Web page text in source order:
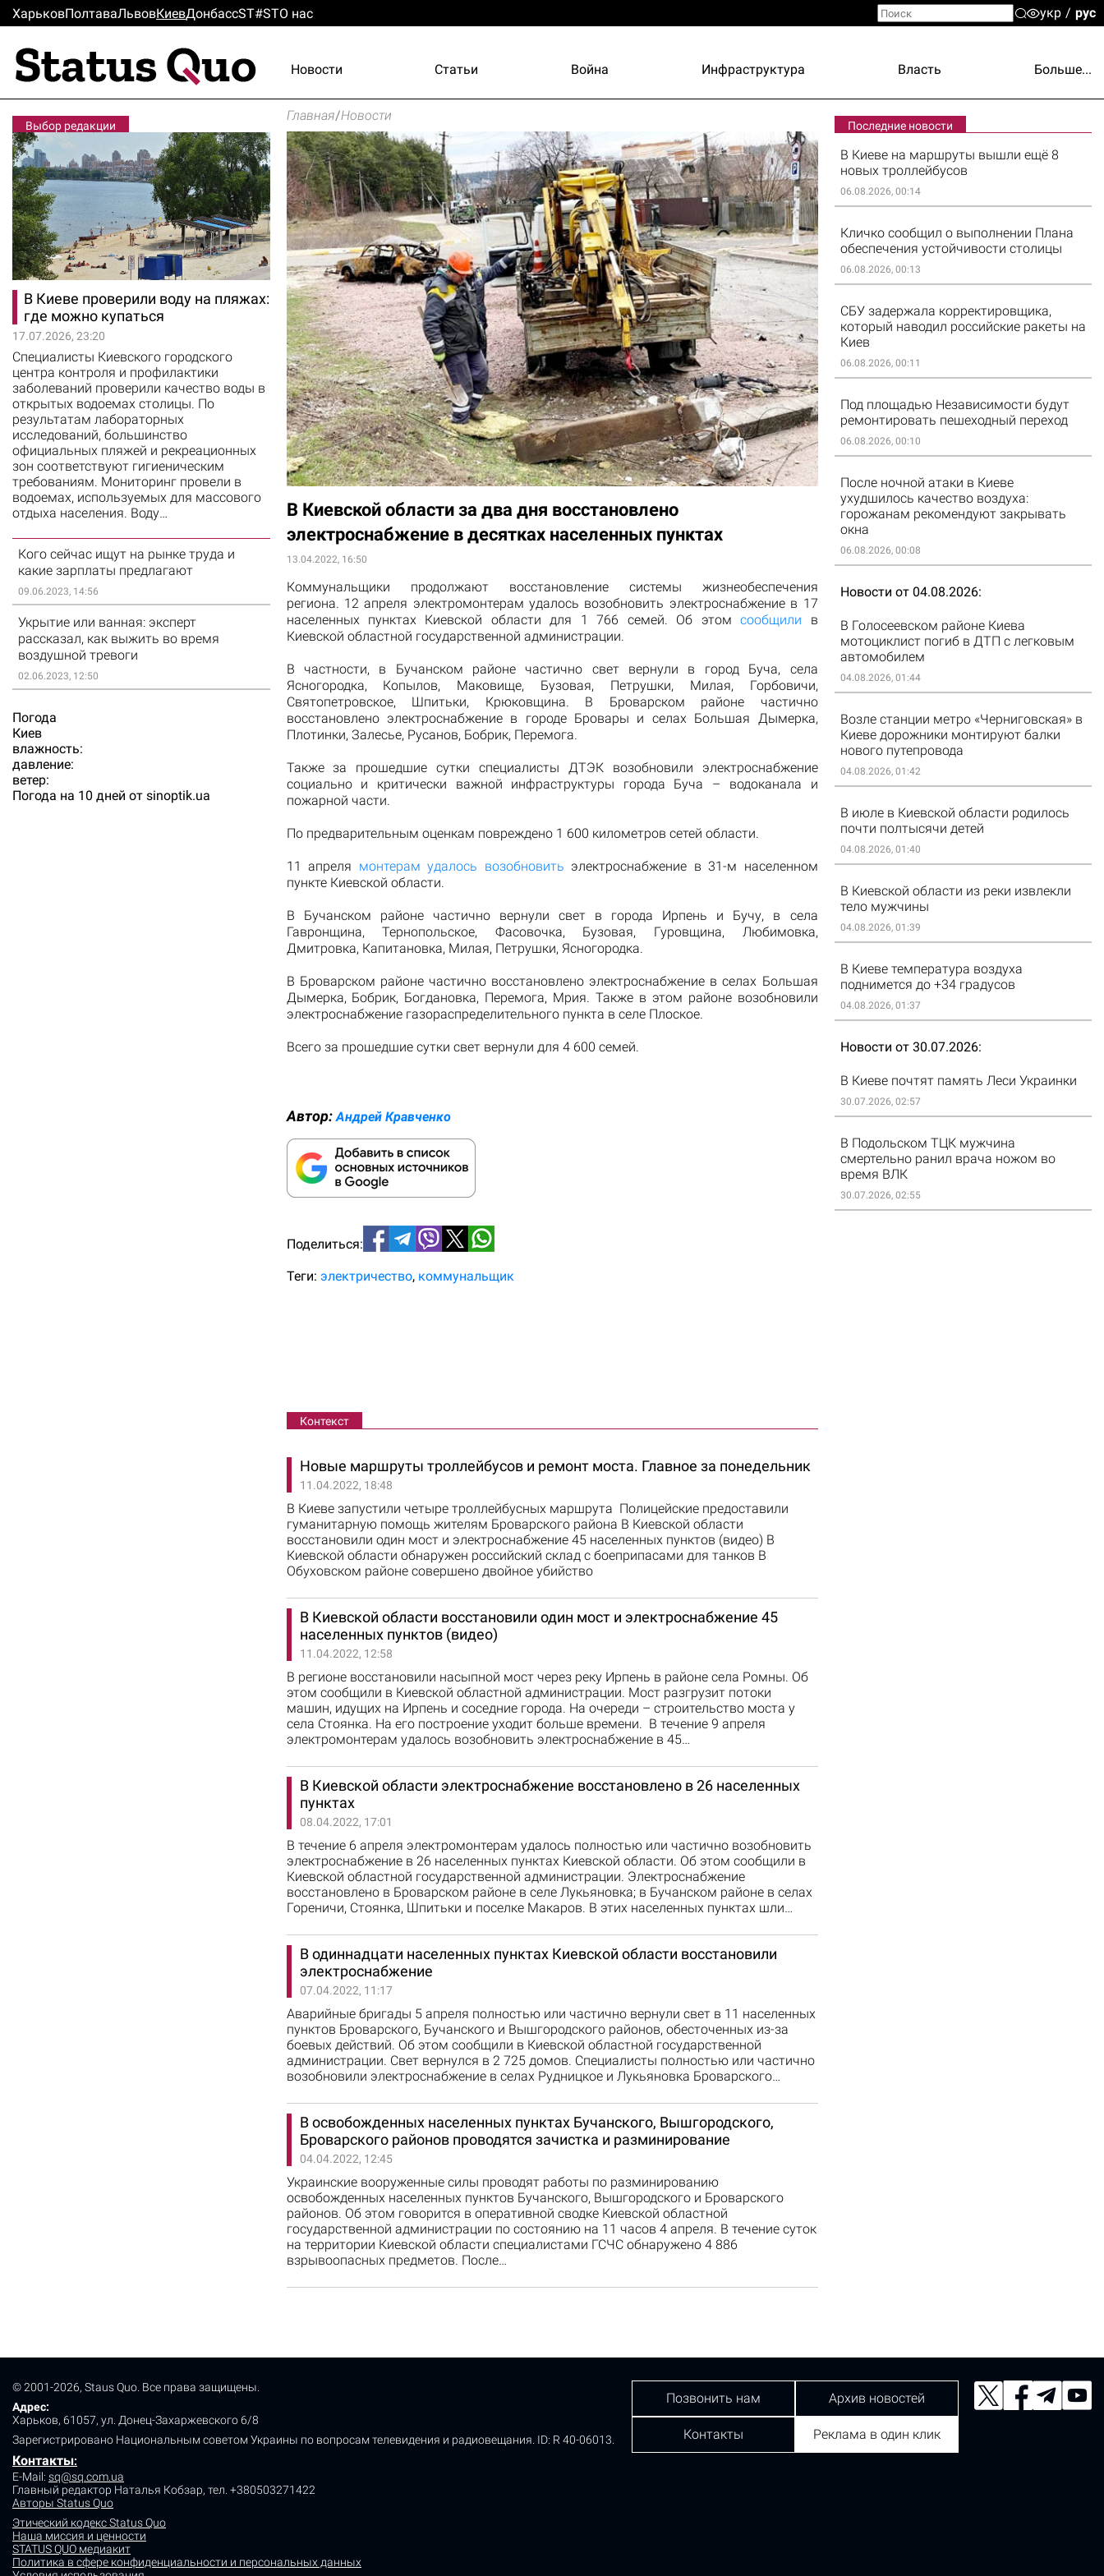
ХарьковПолтаваЛьвовКиевДонбассST#STО нас укр рус
Новости Статьи Война Инфраструктура Власть Больше...
Выбор редакции
В Киеве проверили воду на пляжах:
где можно купаться
17.07.2026, 23:20
Специалисты Киевского городского
центра контроля и профилактики
заболеваний проверили качество воды в
открытых водоемах столицы. По
результатам лабораторных
исследований, большинство
официальных пляжей и рекреационных
зон соответствуют гигиеническим
требованиям. Мониторинг провели в
водоемах, используемых для массового
отдыха населения. Воду…
Кого сейчас ищут на рынке труда и
какие зарплаты предлагают
09.06.2023, 14:56
Укрытие или ванная: эксперт
рассказал, как выжить во время
воздушной тревоги
02.06.2023, 12:50
Погода
Киев
влажность:
давление:
ветер:
Погода на 10 дней от sinoptik.ua
Главная/Новости
В Киевской области за два дня восстановлено
электроснабжение в десятках населенных пунктах
13.04.2022, 16:50
Коммунальщики продолжают восстановление системы жизнеобеспечения
региона. 12 апреля электромонтерам удалось возобновить электроснабжение в 17
населенных пунктах Киевской области для 1 766 семей. Об этомсообщили в
Киевской областной государственной администрации.
В частности, в Бучанском районе частично свет вернули в город Буча, села
Ясногородка, Копылов, Маковище, Бузовая, Петрушки, Милая, Горбовичи,
Святопетровское, Шпитьки, Крюковщина. В Броварском районе частично
восстановлено электроснабжение в городе Бровары и селах Большая Дымерка,
Плотинки, Залесье, Русанов, Бобрик, Перемога.
Также за прошедшие сутки специалисты ДТЭК возобновили электроснабжение
социально и критически важной инфраструктуры города Буча – водоканала и
пожарной части.
По предварительным оценкам повреждено 1 600 километров сетей области.
11 апреля монтерам удалось возобновить электроснабжение в 31-м населенном
пункте Киевской области.
В Бучанском районе частично вернули свет в города Ирпень и Бучу, в села
Гавронщина, Тернопольское, Фасовочка, Бузовая, Гуровщина, Любимовка,
Дмитровка, Капитановка, Милая, Петрушки, Ясногородка.
В Броварском районе частично восстановлено электроснабжение в селах Большая
Дымерка, Бобрик, Богдановка, Перемога, Мрия. Также в этом районе возобновили
электроснабжение газораспределительного пункта в селе Плоское.
Всего за прошедшие сутки свет вернули для 4 600 семей.
Автор: Андрей Кравченко
Поделиться:
Теги: электричество коммунальщик
Контекст
Новые маршруты троллейбусов и ремонт моста. Главное за понедельник
11.04.2022, 18:48
В Киеве запустили четыре троллейбусных маршрута Полицейские предоставили
гуманитарную помощь жителям Броварского района В Киевской области
восстановили один мост и электроснабжение 45 населенных пунктов (видео) В
Киевской области обнаружен российский склад с боеприпасами для танков В
Обуховском районе совершено двойное убийство
В Киевской области восстановили один мост и электроснабжение 45
населенных пунктов (видео)
11.04.2022, 12:58
В регионе восстановили насыпной мост через реку Ирпень в районе села Ромны. Об
этом сообщили в Киевской областной администрации. Мост разгрузит потоки
машин, идущих на Ирпень и соседние города. На очереди – строительство моста у
села Стоянка. На его построение уходит больше времени. В течение 9 апреля
электромонтерам удалось возобновить электроснабжение в 45…
В Киевской области электроснабжение восстановлено в 26 населенных
пунктах
08.04.2022, 17:01
В течение 6 апреля электромонтерам удалось полностью или частично возобновить
электроснабжение в 26 населенных пунктах Киевской области. Об этом сообщили в
Киевской областной государственной администрации. Электроснабжение
восстановлено в Броварском районе в селе Лукьяновка; в Бучанском районе в селах
Гореничи, Стоянка, Шпитьки и поселке Макаров. В этих населенных пунктах шли…
В одиннадцати населенных пунктах Киевской области восстановили
электроснабжение
07.04.2022, 11:17
Аварийные бригады 5 апреля полностью или частично вернули свет в 11 населенных
пунктов Броварского, Бучанского и Вышгородского районов, обесточенных из-за
боевых действий. Об этом сообщили в Киевской областной государственной
администрации. Свет вернулся в 2 725 домов. Специалисты полностью или частично
возобновили электроснабжение в селах Рудницкое и Лукьяновка Броварского…
В освобожденных населенных пунктах Бучанского, Вышгородского,
Броварского районов проводятся зачистка и разминирование
04.04.2022, 12:45
Украинские вооруженные силы проводят работы по разминированию
освобожденных населенных пунктов Бучанского, Вышгородского и Броварского
районов. Об этом говорится в оперативной сводке Киевской областной
государственной администрации по состоянию на 11 часов 4 апреля. В течение суток
на территории Киевской области специалистами ГСЧС обнаружено 4 886
взрывоопасных предметов. После…
Последние новости
В Киеве на маршруты вышли ещё 8
новых троллейбусов
06.08.2026, 00:14
Кличко сообщил о выполнении Плана
обеспечения устойчивости столицы
06.08.2026, 00:13
СБУ задержала корректировщика,
который наводил российские ракеты на
Киев
06.08.2026, 00:11
Под площадью Независимости будут
ремонтировать пешеходный переход
06.08.2026, 00:10
После ночной атаки в Киеве
ухудшилось качество воздуха:
горожанам рекомендуют закрывать
окна
06.08.2026, 00:08
Новости от 04.08.2026
В Голосеевском районе Киева
мотоциклист погиб в ДТП с легковым
автомобилем
04.08.2026, 01:44
Возле станции метро «Черниговская» в
Киеве дорожники монтируют балки
нового путепровода
04.08.2026, 01:42
В июле в Киевской области родилось
почти полтысячи детей
04.08.2026, 01:40
В Киевской области из реки извлекли
тело мужчины
04.08.2026, 01:39
В Киеве температура воздуха
поднимется до +34 градусов
04.08.2026, 01:37
Новости от 30.07.2026
В Киеве почтят память Леси Украинки
30.07.2026, 02:57
В Подольском ТЦК мужчина
смертельно ранил врача ножом во
время ВЛК
30.07.2026, 02:55
© 2001-2026, Staus Quo. Все права защищены.
Адрес:
Харьков, 61057, ул. Донец-Захаржевского 6/8
Зарегистрировано Национальным советом Украины по вопросам телевидения и радиовещания. ID: R 40-06013.
Контакты:
E-Mail: sq@sq.com.ua
Главный редактор Наталья Кобзар, тел. +380503271422
Авторы Status Quo
Этический кодекс Status Quo
Наша миссия и ценности
STATUS QUO медиакит
Политика в сфере конфиденциальности и персональных данных
Позвонить нам Архив новостей
Контакты Реклама в один клик